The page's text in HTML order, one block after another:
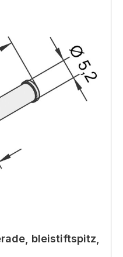
bleistiftspitz,